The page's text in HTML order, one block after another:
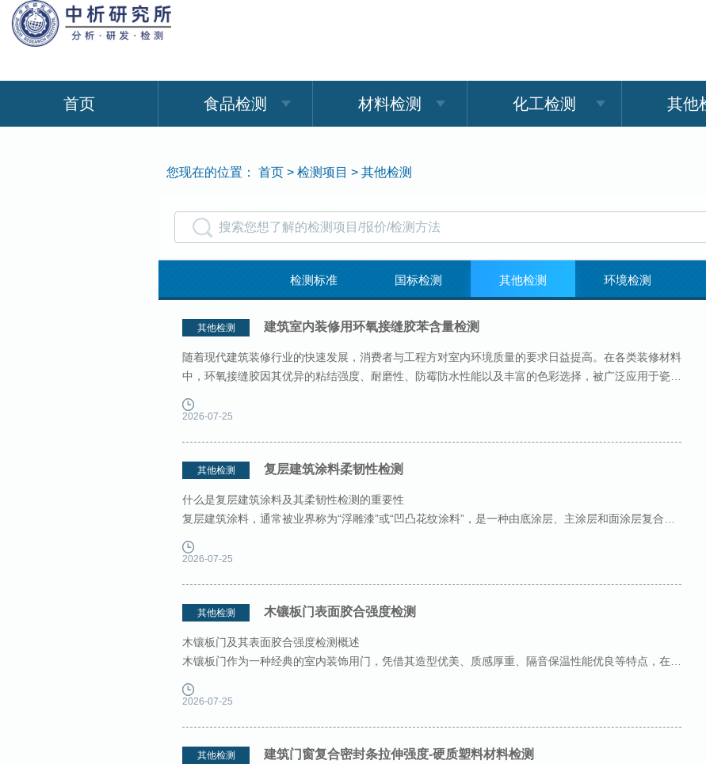
首页 食品检测 材料检测 化工检测 其他
您现在的位置： 首页 > 检测项目 > 其他检测
检测标准 国标检测 其他检测 环境检测
石油化工检测 药品检测
其他检测 建筑室内装修用环氧接缝胶苯含量检测
随着现代建筑装修行业的快速发展，消费者与工程方对室内环境质量的要求日益提高。在各类装修材料
中，环氧接缝胶因其优异的粘结强度、耐磨性、防霉防水性能以及丰富的色彩选择，被广泛应用于瓷
2026-07-25
其他检测 复层建筑涂料柔韧性检测
什么是复层建筑涂料及其柔韧性检测的重要性
复层建筑涂料，通常被业界称为“浮雕漆”或“凹凸花纹涂料”，是一种由底涂层、主涂层和面涂层复合而
2026-07-25
其他检测 木镶板门表面胶合强度检测
木镶板门及其表面胶合强度检测概述
木镶板门作为一种经典的室内装饰用门，凭借其造型优美、质感厚重、隔音保温性能优良等特点，在住
2026-07-25
其他检测 建筑门窗复合密封条拉伸强度-硬质塑料材料检测